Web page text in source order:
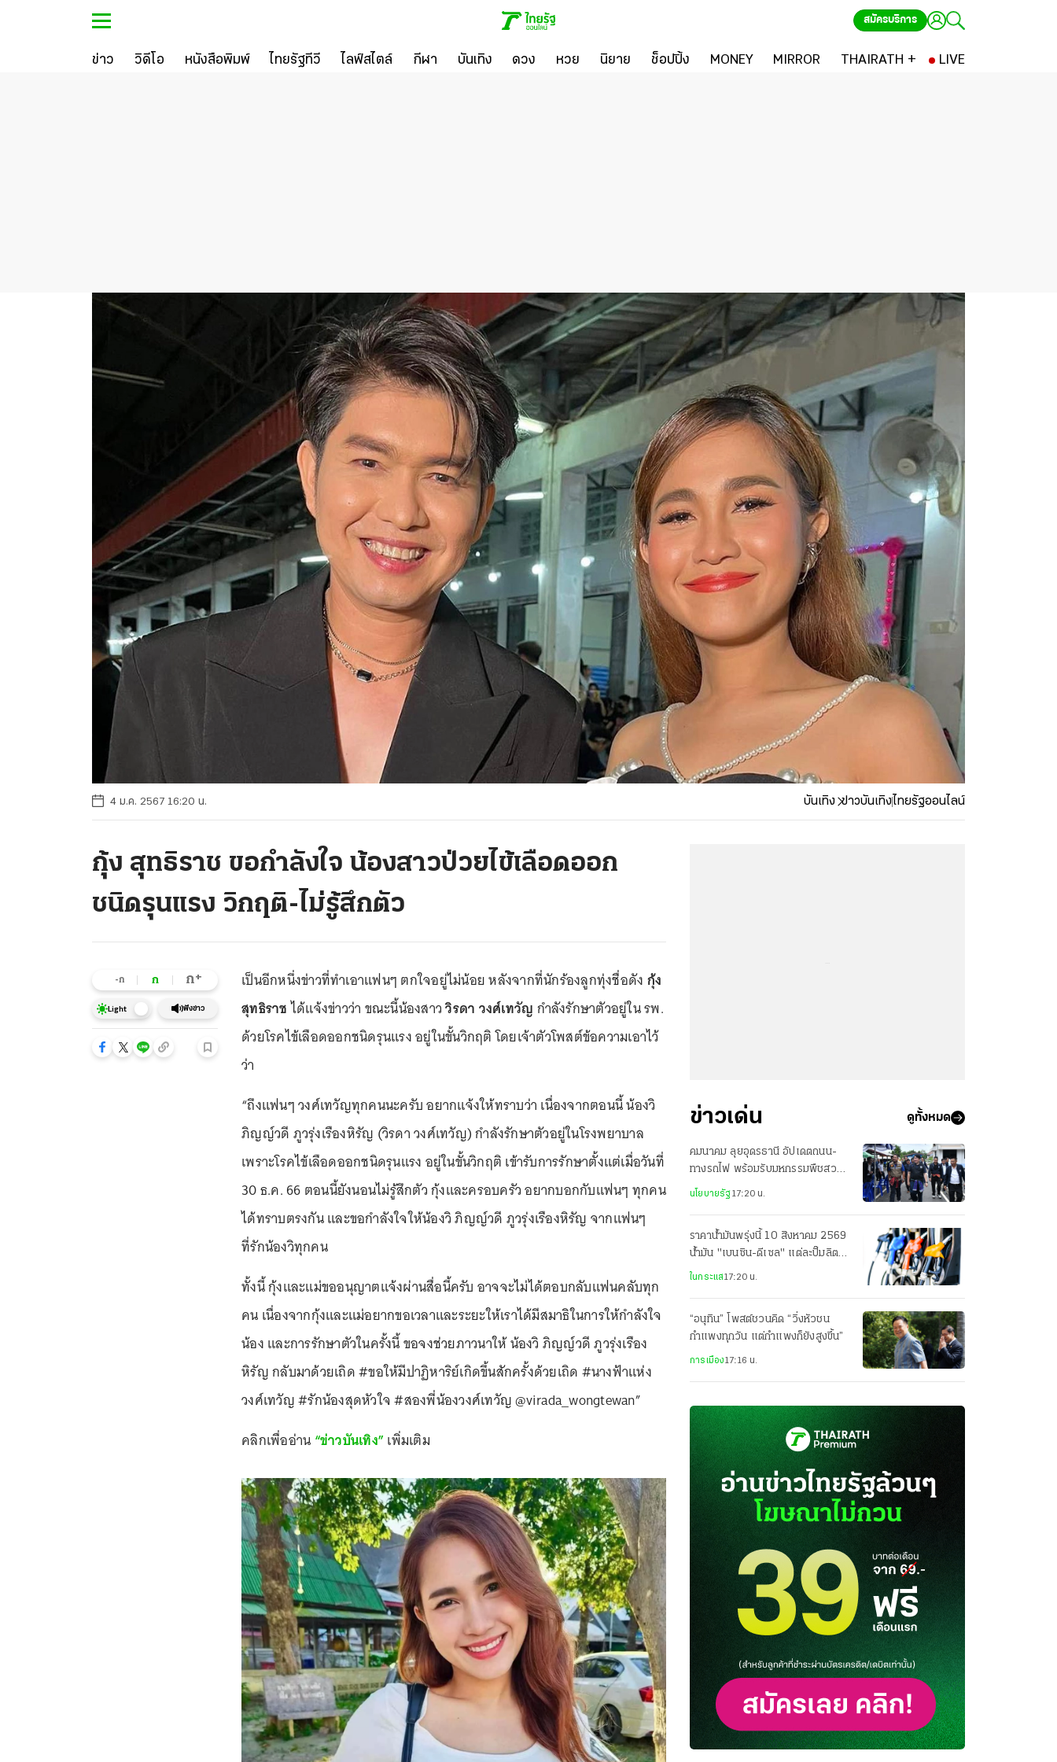
สมัครบริการ
ข่าว วิดีโอ หนังสือพิมพ์ ไทยรัฐทีวี ไลฟ์สไตล์ กีฬา บันเทิง ดวง หวย นิยาย ช็อปปิ้ง MONEY MIRROR THAIRATH + LIVE
4 ม.ค. 2567 16:20 น. บันเทิง ข่าวบันเทิงไทยรัฐออนไลน์
กุ้ง สุทธิราช ขอกำลังใจ น้องสาวป่วยไข้เลือดออก
ชนิดรุนแรง วิกฤติ-ไม่รู้สึกตัว
-ก ก ก+
Light ฟังข่าว
เป็นอีกหนึ่งข่าวที่ทำเอาแฟนๆ ตกใจอยู่ไม่น้อย หลังจากที่นักร้องลูกทุ่งชื่อดัง กุ้ง
สุทธิราชได้แจ้งข่าวว่า ขณะนี้น้องสาววิรดา วงศ์เทวัญ กำลังรักษาตัวอยู่ใน รพ.
ด้วยโรคไข้เลือดออกชนิดรุนแรง อยู่ในขั้นวิกฤติ โดยเจ้าตัวโพสต์ข้อความเอาไว้
ว่า
“ถึงแฟนๆ วงศ์เทวัญทุกคนนะครับ อยากแจ้งให้ทราบว่า เนื่องจากตอนนี้ น้องวิ
ภิญญ์วดี ภูวรุ่งเรืองหิรัญ (วิรดา วงศ์เทวัญ) กำลังรักษาตัวอยู่ในโรงพยาบาล
เพราะโรคไข้เลือดออกชนิดรุนแรง อยู่ในขั้นวิกฤติ เข้ารับการรักษาตั้งแต่เมื่อวันที่
30 ธ.ค. 66 ตอนนี้ยังนอนไม่รู้สึกตัว กุ้งและครอบครัว อยากบอกกับแฟนๆ ทุกคน
ได้ทราบตรงกัน และขอกำลังใจให้น้องวิ ภิญญ์วดี ภูวรุ่งเรืองหิรัญ จากแฟนๆ
ที่รักน้องวิทุกคน
ทั้งนี้ กุ้งและแม่ขออนุญาตแจ้งผ่านสื่อนี้ครับ อาจจะไม่ได้ตอบกลับแฟนคลับทุก
คน เนื่องจากกุ้งและแม่อยากขอเวลาและระยะให้เราได้มีสมาธิในการให้กำลังใจ
น้อง และการรักษาตัวในครั้งนี้ ขอจงช่วยภาวนาให้ น้องวิ ภิญญ์วดี ภูวรุ่งเรือง
หิรัญ กลับมาด้วยเถิด #ขอให้มีปาฏิหาริย์เกิดขึ้นสักครั้งด้วยเถิด #นางฟ้าแห่ง
วงศ์เทวัญ #รักน้องสุดหัวใจ #สองพี่น้องวงศ์เทวัญ @virada_wongtewan”
คลิกเพื่ออ่าน “ข่าวบันเทิง” เพิ่มเติม
ข่าวเด่น ดูทั้งหมด
คมนาคม ลุยอุดรธานี อัปเดตถนน-
ทางรถไฟ พร้อมรับมหกรรมพืชสวน
โลก 2569
นโยบายรัฐ17:20 น.
ราคาน้ำมันพรุ่งนี้ 10 สิงหาคม 2569
น้ำมัน "เบนซิน-ดีเซล" แต่ละปั๊มลิตร
ละเท่าไร
ในกระแส17:20 น.
“อนุทิน” โพสต์ชวนคิด “วิ่งหัวชน
กำแพงทุกวัน แต่กำแพงก็ยังสูงขึ้น”
การเมือง17:16 น.